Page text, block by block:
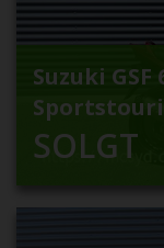
Suzuki GSF
SOLGT